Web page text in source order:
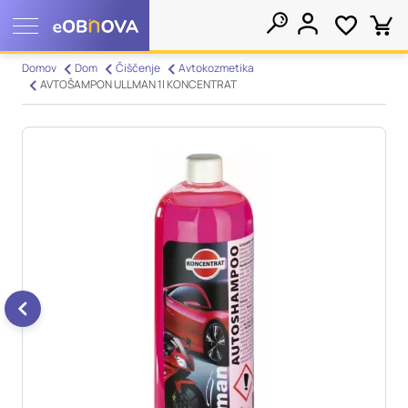
Domov Dom Čiščenje
Avtokozmetika
AVTOŠAMPON ULLMAN 1l KONCENTRAT
Nastavitve piškotkov
Ko obiščete katero koli spletno mesto, mesto lahko shrani ali
piškotkov. Te informacije se lahko navezujejo na vas, vaše
nastavitve, vašo napravo ali pa skrbijo, da vaše spletno mesto
deluje v skladu z vašimi pričakovanji. Te informacije običajno
ne razkrivajo neposredno vaše identitete, vendar vam lahko
zagotovijo bolj prilagojeno spletno uporabniško izkušnjo.
Nekatere vrste piškotkov lahko zavrnete. Klikajte različna
imena kategorij, da si ogledate več informacij in spremenite
privzete nastavitve. Blokiranje določenih vrst piškotkov vpliva
na vašo uporabo tega spletnega mesta in naše storitve.